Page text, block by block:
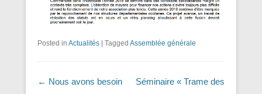
Posted in Actualités Tagged Assemblée générale
Navigation dans les articles
← Nous avons besoin
Séminaire « Trame des